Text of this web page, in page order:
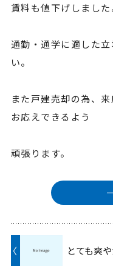
賃料も値下げしました
通勤・通学に適した
い。
また戸建売却の為、
お応えできるよう
頑張ります。
〈 とても爽